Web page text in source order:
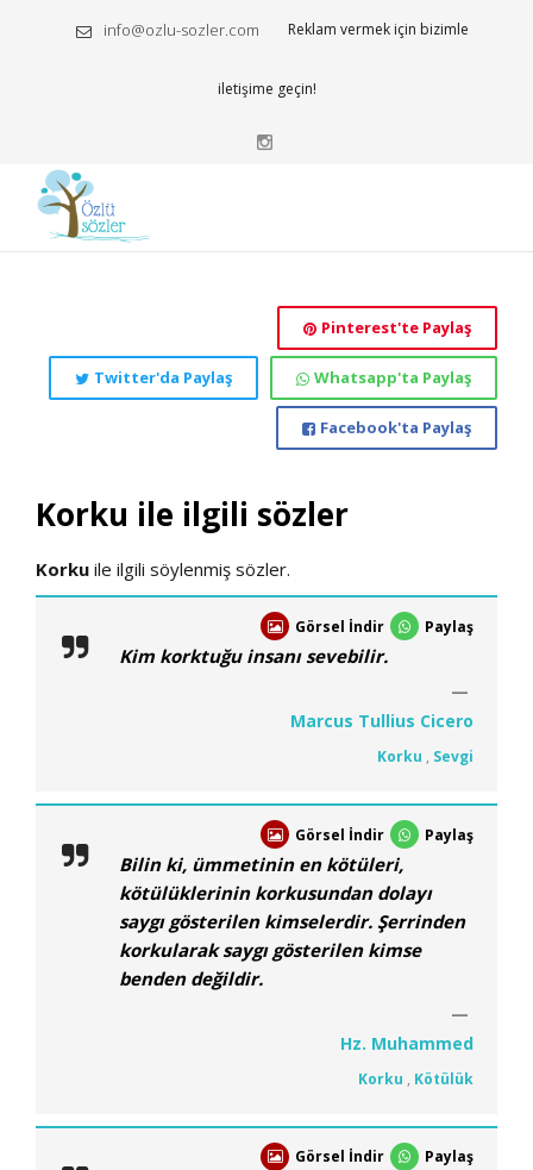
info@ozlu-sozler.com Reklam vermek için bizimle
iletişime geçin!
Pinterest'te Paylaş
Whatsapp'ta Paylaş
Twitter'da Paylaş
Facebook'ta Paylaş
Korku ile ilgili sözler
Korku ile ilgili söylenmiş sözler.
Görsel İndir Paylaş
Kim korktuğu insanı sevebilir.
Marcus Tullius Cicero
Korku , Sevgi
Görsel İndir Paylaş
Bilin ki, ümmetinin en kötüleri,
kötülüklerinin korkusundan dolayı
saygı gösterilen kimselerdir. Şerrinden
korkularak saygı gösterilen kimse
benden değildir.
Hz. Muhammed
Korku , Kötülük
Görsel İndir Paylaş